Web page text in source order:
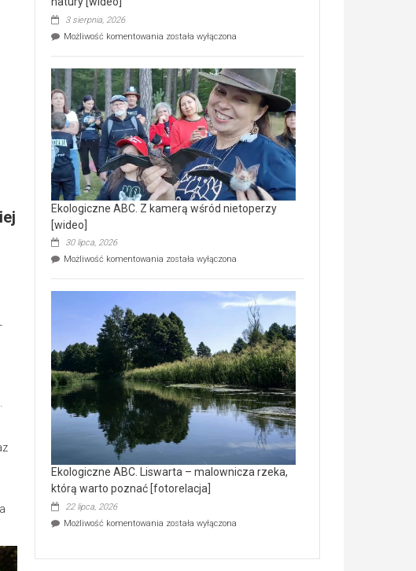
3 sierpnia, 2026
Możliwość komentowania Ekologiczne
–
prawdziwy
skarb
natury
[wideo]
została wyłączona
Ekologiczne ABC. Z kamerą wśród nietoperzy
[wideo]
30 lipca, 2026
Możliwość komentowania Ekologiczne
wśród
nietoperzy
[wideo]
została wyłączona
Ekologiczne ABC. Liswarta – malownicza rzeka,
którą warto poznać [fotorelacja]
22 lipca, 2026
Możliwość komentowania Ekologiczne
–
została wyłączona